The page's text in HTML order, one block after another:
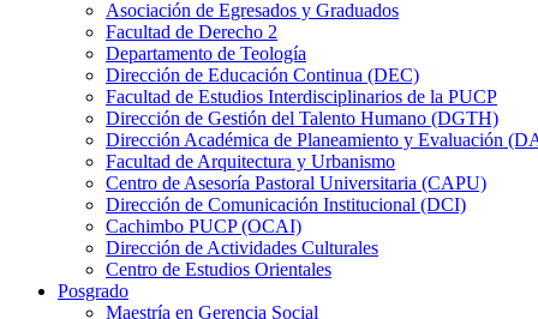
Asociación de Egresados y Graduados
Facultad de Derecho 2
Departamento de Teología
Dirección de Educación Continua (DEC)
Facultad de Estudios Interdisciplinarios de la PUCP
Dirección de Gestión del Talento Humano (DGTH)
Dirección Académica de Planeamiento y Evaluación
Facultad de Arquitectura y Urbanismo
Centro de Asesoría Pastoral Universitaria (CAPU)
Dirección de Comunicación Institucional (DCI)
Cachimbo PUCP (OCAI)
Dirección de Actividades Culturales
Centro de Estudios Orientales
Posgrado
Maestría en Gerencia Social